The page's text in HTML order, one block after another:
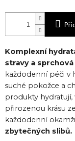
Komplexní
stravy a
každodenní péči v
suché pokožce a
produkty
přirozenou krásu
každodenní
zbytečných slibů.